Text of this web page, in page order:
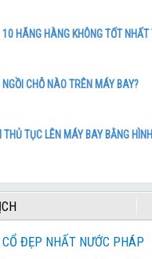
NAM
ÂU LIMITED
ÂU CHẤT LƯỢNG
& DÒNG DANUBE 2026
ÂU 2026
ÂU – TỪ DANUBE TRÁNG LỆ ĐẾN
10 HÃNG HÀNG KHÔNG TỐT
NGỒI CHỖ NÀO TRÊN MÁY BAY?
THỦ TỤC LÊN MÁY BAY BẰNG
CỨU SẢN XUẤT NHIÊN LIỆU
ĐẸP NHẤT NƯỚC PHÁP